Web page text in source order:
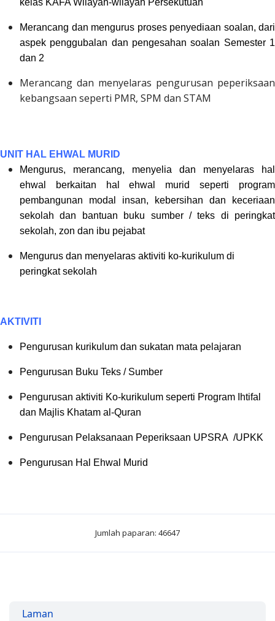
kelas KAFA Wilayah-wilayah Persekutuan
Merancang dan mengurus proses penyediaan soalan, dari
aspek penggubalan dan pengesahan soalan Semester 1
dan 2
Merancang dan menyelaras pengurusan peperiksaan
kebangsaan seperti PMR, SPM dan STAM
UNIT HAL EHWAL MURID
Mengurus, merancang, menyelia dan menyelaras hal
ehwal berkaitan hal ehwal murid seperti program
pembangunan modal insan, kebersihan dan keceriaan
sekolah dan bantuan buku sumber / teks di peringkat
sekolah, zon dan ibu pejabat
Mengurus dan menyelaras aktiviti ko-kurikulum di
peringkat sekolah
AKTIVITI
Pengurusan kurikulum dan sukatan mata pelajaran
Pengurusan Buku Teks / Sumber
Pengurusan aktiviti Ko-kurikulum seperti Program Ihtifal
dan Majlis Khatam al-Quran
Pengurusan Pelaksanaan Peperiksaan UPSRA /UPKK
Pengurusan Hal Ehwal Murid
Jumlah paparan: 46647
Laman